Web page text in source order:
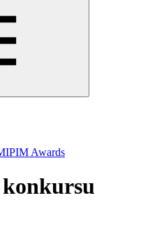
Awards